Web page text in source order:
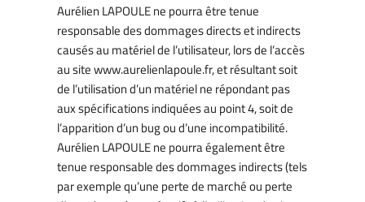
Aurélien LAPOULE ne pourra être tenue
responsable des dommages directs et indirects
causés au matériel de l’utilisateur, lors de l’accès
au site www.aurelienlapoule.fr, et résultant soit
de l’utilisation d’un matériel ne répondant pas
aux spécifications indiquées au point 4, soit de
l’apparition d’un bug ou d’une incompatibilité.
Aurélien LAPOULE ne pourra également être
tenue responsable des dommages indirects (tels
par exemple qu’une perte de marché ou perte